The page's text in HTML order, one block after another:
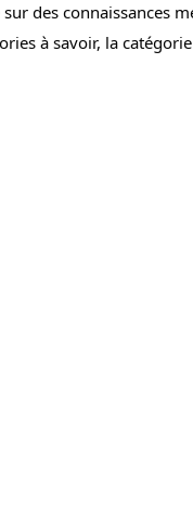
des connaissances
à savoir, la